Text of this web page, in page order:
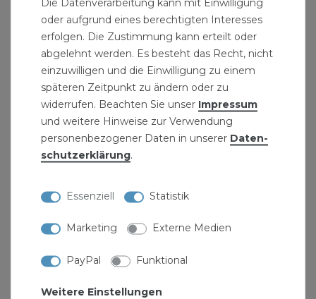
Fallrohr, Kunststoffrohr
Material: Kunststoff PP-H
Farbe: RAL 7043
Durchmesser: DN 110
Hersteller: Ostendorf
Herstellernummer: 175500
EAN: 4052836005892
Lieferumfang: HTSafe Überschiebmuffe DN110
weitere
oder aufgrund eines berechtigten Interesses
erfolgen. Die Zustimmung kann erteilt oder
abgelehnt werden. Es besteht das Recht, nicht
einzuwilligen und die Einwilligung zu einem
späteren Zeitpunkt zu ändern oder zu
widerrufen. Beachten Sie unser Impressum
und weitere Hinweise zur Verwendung
personenbezogener Daten in unserer Daten­
schutz­erklärung.
Essenziell Statistik
Marketing Externe Medien
PayPal Funktional
Weitere Einstellungen